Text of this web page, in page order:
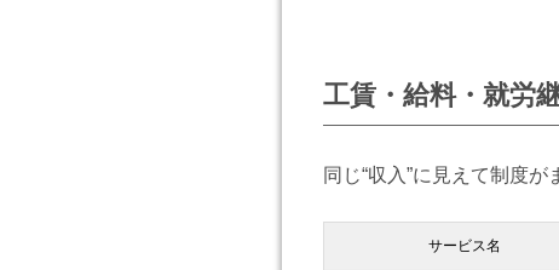
工賃・給料・就労
同じ“収入”に見えて制度
サービス名